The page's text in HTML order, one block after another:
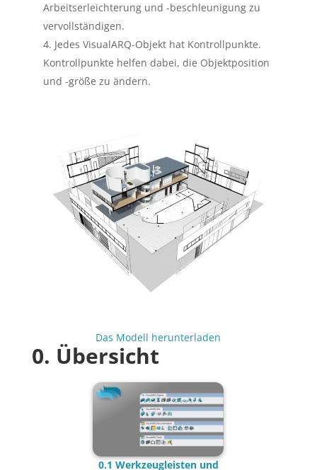
Arbeitserleichterung und -beschleunigung zu
vervollständigen.
Jedes VisualARQ-Objekt hat Kontrollpunkte.
Kontrollpunkte helfen dabei, die Objektposition
und -größe zu ändern.
Das Modell herunterladen
0. Übersicht
0.1 Werkzeugleisten und